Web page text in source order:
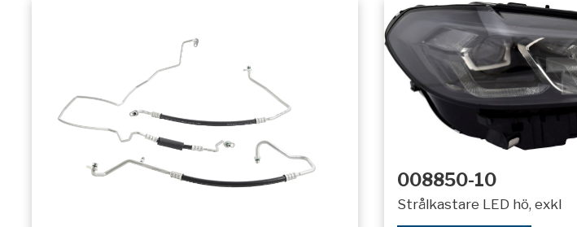
008850-10
Strålkastare LED hö, exkl